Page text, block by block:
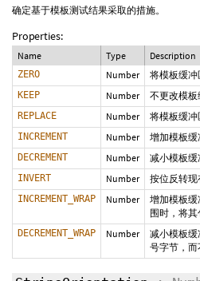
确定基于模板测试结果采取的措施。
Properties:
Name Type Description
ZERO Number 将模板缓冲
KEEP Number 不更改模板
REPLACE Number 将模板缓冲
INCREMENT Number 增加模板缓
DECREMENT Number 减小模板缓
INVERT Number 按位反转现
INCREMENT_WRAP Number
增加模板
围时，将其
DECREMENT_WRAP Number
减小模板
号字节，而